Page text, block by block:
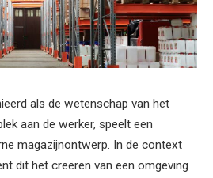
als de wetenschap van het
aan de werker, speelt een
magazijnontwerp. In de context
dit het creëren van een omgeving